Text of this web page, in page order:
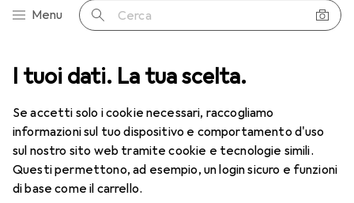
I tuoi dati. La tua scelta.
Se accetti solo i cookie necessari, raccogliamo
informazioni sul tuo dispositivo e comportamento d'uso
sul nostro sito web tramite cookie e tecnologie simili.
Questi permettono, ad esempio, un login sicuro e funzioni
di base come il carrello.
Categoria Navigazione
Menu Cerca
Lenti a contatto Air Optix HydraGlyde per l'astigmatismo 6
1 Immagine
Air Optix HydraGlyde per
EUR
49,16 EUR
8,20/1pz.